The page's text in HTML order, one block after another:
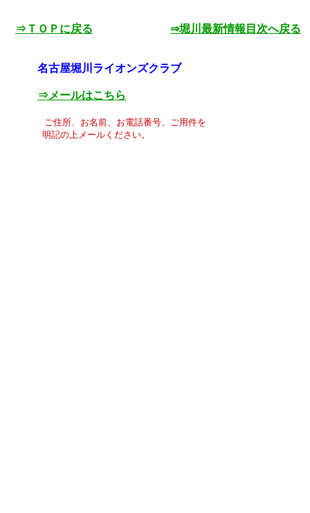
⇒ＴＯＰに戻る ⇒堀川最新情報目次へ戻る
名古屋堀川ライオンズクラブ
⇒メールはこちら
ご住所、お名前、お電話番号、ご用件を
明記の上メールください。